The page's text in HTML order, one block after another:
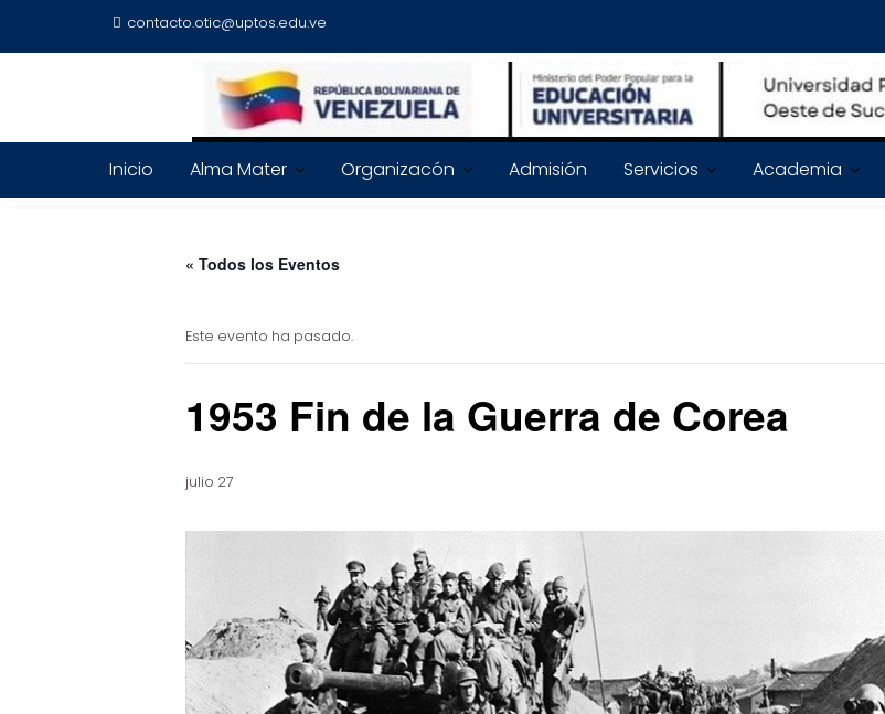
contacto.otic@uptos.edu.ve
Inicio Alma Mater Organizacón Admisión Servicios Academia
« Todos los Eventos
Este evento ha pasado.
1953 Fin de la Guerra de Corea
julio 27